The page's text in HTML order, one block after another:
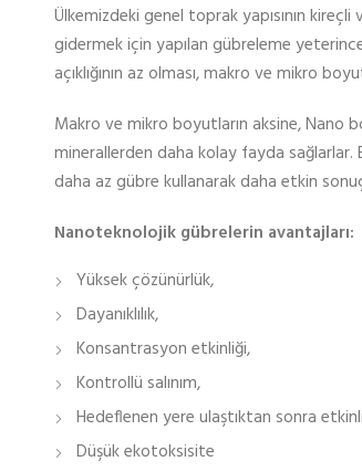
Ülkemizdeki genel toprak yapısının
gidermek için yapılan gübreleme
açıklığının az olması, makro ve mikro
Makro ve mikro boyutların aksine, Nano
minerallerden daha kolay fayda sağlarlar.
daha az gübre kullanarak daha etkin
Nanoteknolojik gübrelerin avantajları:
Yüksek çözünürlük,
Dayanıklılık,
Konsantrasyon etkinliği,
Kontrollü salınım,
Hedeflenen yere ulaştıktan sonra
Düşük ekotoksisite